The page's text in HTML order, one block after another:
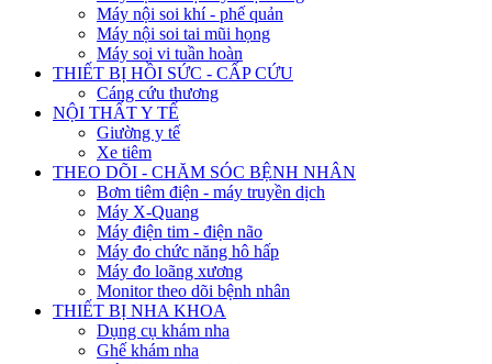
Máy nội soi khí - phế quản
Máy nội soi tai mũi họng
Máy soi vi tuần hoàn
THIẾT BỊ HỒI SỨC - CẤP CỨU
Cáng cứu thương
NỘI THẤT Y TẾ
Giường y tế
Xe tiêm
THEO DÕI - CHĂM SÓC BỆNH NHÂN
Bơm tiêm điện - máy truyền dịch
Máy X-Quang
Máy điện tim - điện não
Máy đo chức năng hô hấp
Máy đo loãng xương
Monitor theo dõi bệnh nhân
THIẾT BỊ NHA KHOA
Dụng cụ khám nha
Ghế khám nha